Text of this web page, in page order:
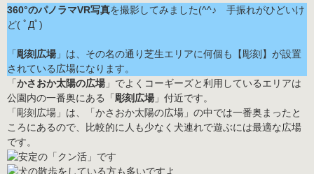
360°のパノラマVR写真を撮影してみました(^^♪ 手振れがひどいけ
ど( ﾟДﾟ)
「彫刻広場」は、その名の通り芝生エリアに何個も【彫刻】が設置
されている広場になります。
「 かさおか太陽の広場 」でよくコーギーズと利用しているエリアは
公園内の一番奥にある「 彫刻広場 」付近です。
「彫刻広場」は、「かさおか太陽の広場」の中では一番奥まったと
ころにあるので、比較的に人も少なく犬連れで遊ぶには最適な広場
です。